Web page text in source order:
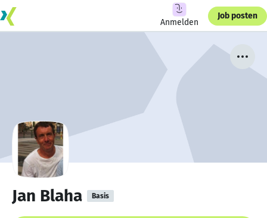
Anmelden
Job posten
Jan Blaha Basis